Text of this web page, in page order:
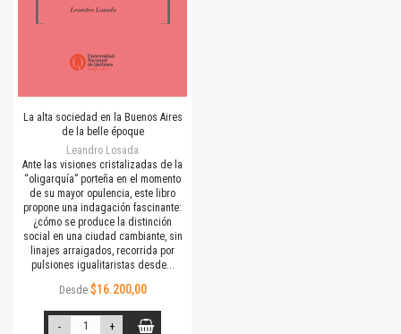
La alta sociedad en la Buenos Aires
de la belle époque
Leandro Losada
Ante las visiones cristalizadas de la
“oligarquía” porteña en el momento
de su mayor opulencia, este libro
propone una indagación fascinante:
¿cómo se produce la distinción
social en una ciudad cambiante, sin
linajes arraigados, recorrida por
pulsiones igualitaristas desde...
Desde $16.200,00
- +